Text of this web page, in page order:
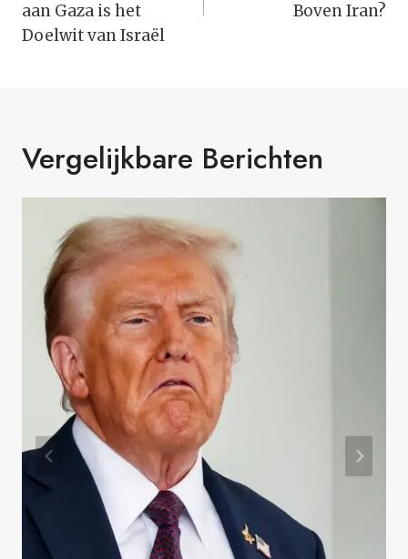
aan Gaza is het
Doelwit van Israël
Boven Iran?
Vergelijkbare Berichten